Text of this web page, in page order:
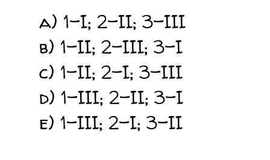
a) 1-I; 2-II; 3-III
b) 1-II; 2-III; 3-I
c) 1-II; 2-I; 3-III
d) 1-III; 2-II; 3-I
e) 1-III; 2-I; 3-II